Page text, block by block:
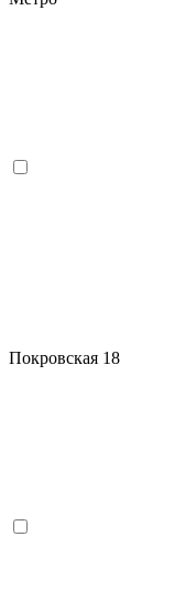
Покровская 18